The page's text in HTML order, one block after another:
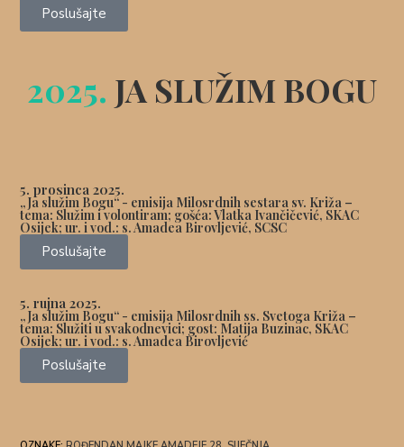
Poslušajte
2025. JA SLUŽIM BOGU
5. prosinca 2025.
„Ja služim Bogu“ - emisija Milosrdnih sestara sv. Križa –
tema: Služim i volontiram; gošća: Vlatka Ivančičević, SKAC
Osijek; ur. i vod.: s. Amadea Birovljević, SCSC
Poslušajte
5. rujna 2025.
„Ja služim Bogu“ - emisija Milosrdnih ss. Svetoga Križa –
tema: Služiti u svakodnevici; gost: Matija Buzinac, SKAC
Osijek; ur. i vod.: s. Amadea Birovljević
Poslušajte